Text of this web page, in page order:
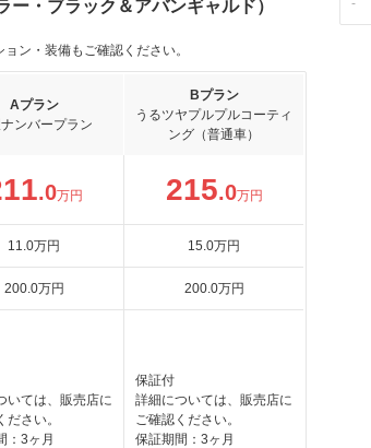
・ブラック＆アバンギャルド）
ン・装備もご確認ください。
Aプラン
ンバープラン
Bプラン
うるツヤプルプルコーティ
ング（普通車）
.0万円 215.0万円
11.0万円 15.0万円
200.0万円 200.0万円
いては、販売店に
ださい。
：3ヶ月
保証付
詳細については、販売店に
ご確認ください。
保証期間：3ヶ月
-